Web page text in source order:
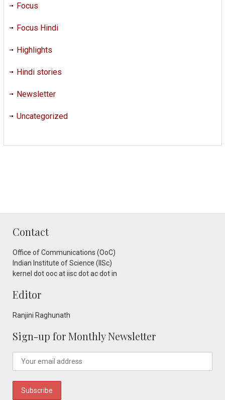
Focus
Focus Hindi
Highlights
Hindi stories
Newsletter
Uncategorized
Contact
Office of Communications (OoC)
Indian Institute of Science (IISc)
kernel dot ooc at iisc dot ac dot in
Editor
Ranjini Raghunath
Sign-up for Monthly Newsletter